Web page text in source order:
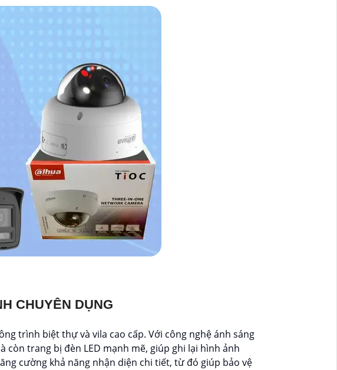
CHUYÊN DỤNG
trình biệt thự và vila cao cấp. Với công nghệ ánh sáng
trang bị đèn LED mạnh mẽ, giúp ghi lại hình ảnh
cường khả năng nhận diện chi tiết, từ đó giúp bảo vệ